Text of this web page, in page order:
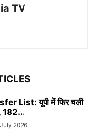
TV
List: यूपी में फिर चली
182...
2026